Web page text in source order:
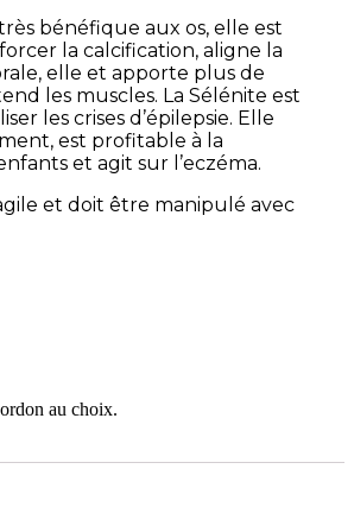
bénéfique aux os, elle est
la calcification, aligne la
elle et apporte plus de
les muscles. La Sélénite est
les crises d’épilepsie. Elle
est profitable à la
et agit sur l’eczéma.
et doit être manipulé avec
au choix.